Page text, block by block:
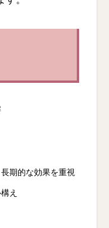
期的な効果を重視
え